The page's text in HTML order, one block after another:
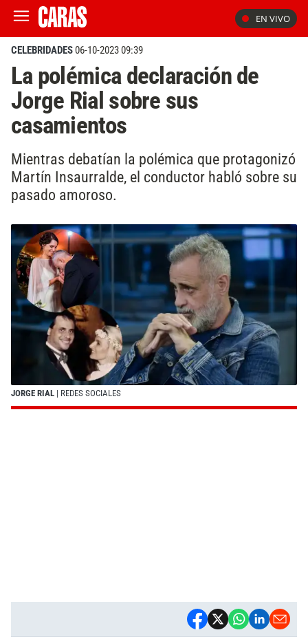
EN VIVO
CELEBRIDADES06-10-2023 09:39
La polémica declaración de
Jorge Rial sobre sus
casamientos
Mientras debatían la polémica que protagonizó
Martín Insaurralde, el conductor habló sobre su
pasado amoroso.
JORGE RIAL | REDES SOCIALES